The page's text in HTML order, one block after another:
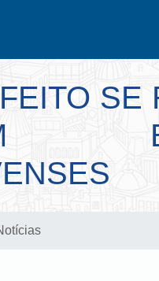
SE